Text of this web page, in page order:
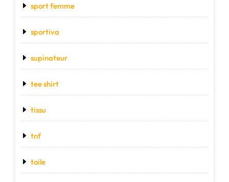
sport femme
sportiva
supinateur
tee shirt
tissu
tnf
toile